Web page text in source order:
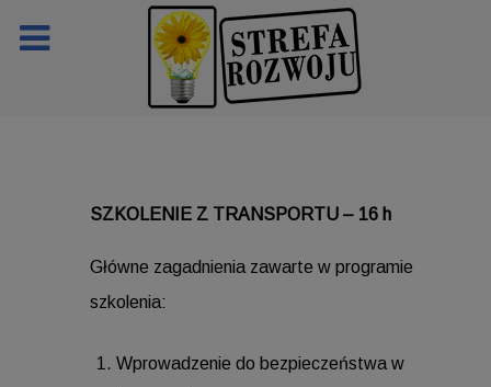
SZKOLENIE Z TRANSPORTU – 16 h
Główne zagadnienia zawarte w programie
szkolenia:
Wprowadzenie do bezpieczeństwa w